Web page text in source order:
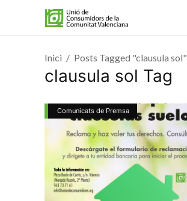
Inici Posts Tagged "clausula sol"
clausula sol Tag
Comunicats de Premsa